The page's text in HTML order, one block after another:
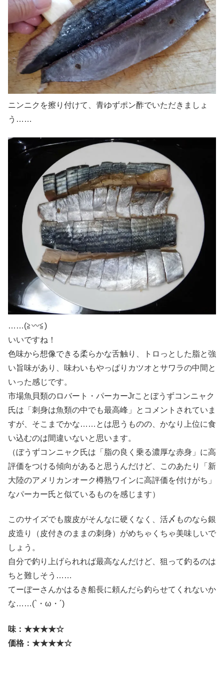
ニンニクを擦り付けて、青ゆずポン酢でいただきましょ
う……
……(≧〰≦)
いいですね！
色味から想像できる柔らかな舌触り、トロっとした脂と強
い旨味があり、味わいもやっぱりカツオとサワラの中間と
いった感じです。
市場魚貝類のロバート・パーカーJrことぼうずコンニャク
氏は「刺身は魚類の中でも最高峰」とコメントされていま
すが、そこまでかな……とは思うものの、かなり上位に食
い込むのは間違いないと思います。
（ぼうずコンニャク氏は「脂の良く乗る濃厚な赤身」に高
評価をつける傾向があると思うんだけど、このあたり「新
大陸のアメリカンオーク樽熟ワインに高評価を付けがち」
なパーカー氏と似ているものを感じます）
このサイズでも腹皮がそんなに硬くなく、活〆ものなら銀
皮造り（皮付きのままの刺身）がめちゃくちゃ美味しいで
しょう。
自分で釣り上げられれば最高なんだけど、狙って釣るのは
ちと難しそう……
てーぼーさんかはるき船長に頼んだら釣らせてくれないか
な……(`・ω・´)
味：★★★★☆
価格：★★★★☆